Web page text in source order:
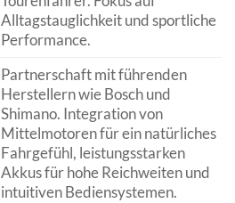
Alltagstauglichkeit und sportliche
Performance.
Partnerschaft mit führenden
Herstellern wie Bosch und
Shimano. Integration von
Mittelmotoren für ein natürliches
Fahrgefühl, leistungsstarken
Akkus für hohe Reichweiten und
intuitiven Bediensystemen.